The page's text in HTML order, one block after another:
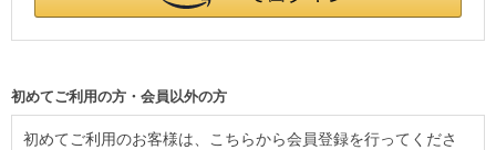
初めてご利用の方・会員以外の方
初めてご利用のお客様は、こちらから会員登録を行ってくださ